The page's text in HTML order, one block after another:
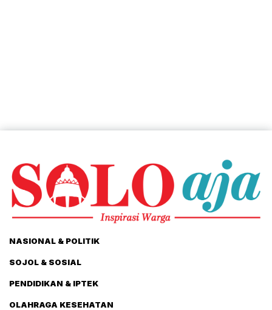
NASIONAL & POLITIK
SOJOL & SOSIAL
PENDIDIKAN & IPTEK
OLAHRAGA KESEHATAN